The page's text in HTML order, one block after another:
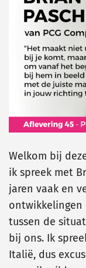
Welkom bij
ik spreek met
jaren vaak en
tussen de
bij ons. Ik
Italië, dus